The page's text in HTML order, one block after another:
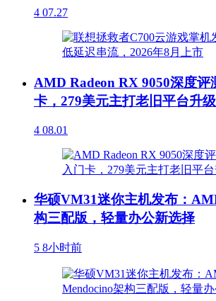
4 07.27
AMD Radeon RX 9050深度评
卡，279美元主打老旧平台升级
4 08.01
华硕VM31迷你主机发布：
构三配版，轻量办公新选择
5 8小时前